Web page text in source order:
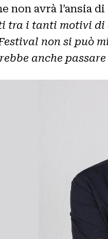
non avrà l’ansia
tra i tanti motivi di
non si può
anche